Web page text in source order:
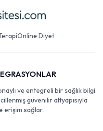
Online Diyet
ve entegreli bir sağlık bilgi
güvenilir altyapısıyla
erişim sağlar.